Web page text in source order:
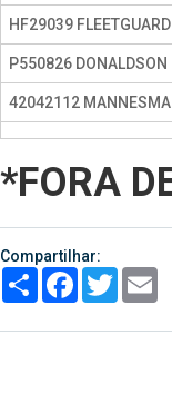
HF29039 FLEETGUARD
P550826 DONALDSON
42042112
*FORA
Compartilhar:
Share Facebook
Twitter